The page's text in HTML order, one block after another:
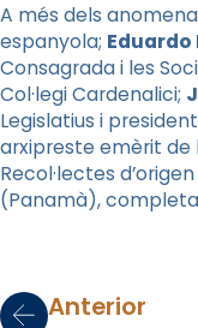
A més dels
espanyola; Eduardo
Consagrada i les
Col·legi Cardenalici;
Legislatius i
arxipreste emèrit de
Recol·lectes
(Panamà),
Anterior